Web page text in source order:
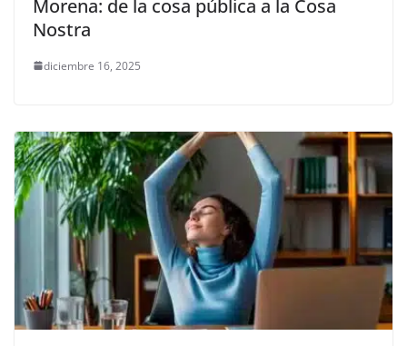
Morena: de la cosa pública a la Cosa
Nostra
diciembre 16, 2025